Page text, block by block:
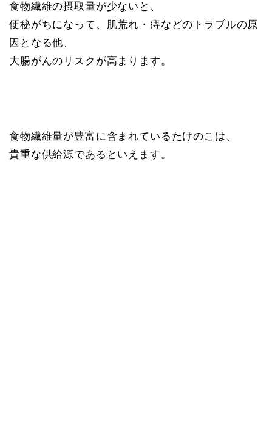
食物繊維の摂取量が少ないと、
便秘がちになって、肌荒れ・痔などのトラブルの原
因となる他、
大腸がんのリスクが高まります。
食物繊維量が豊富に含まれているたけのこは、
貴重な供給源であるといえます。